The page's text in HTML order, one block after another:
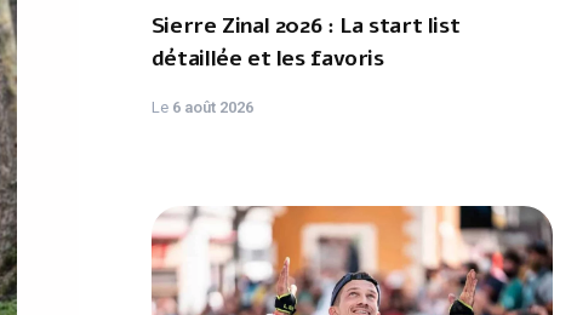
Sierre Zinal 2026 : La start list
détaillée et les favoris
Le 6 août 2026